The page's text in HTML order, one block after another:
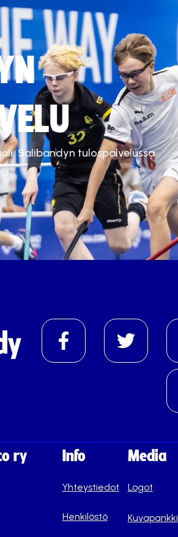
Salibandyn tulospalvelussa.
ry Info
Yhteystiedot
Henkilöstö
Media
Logot
Kuvapankki